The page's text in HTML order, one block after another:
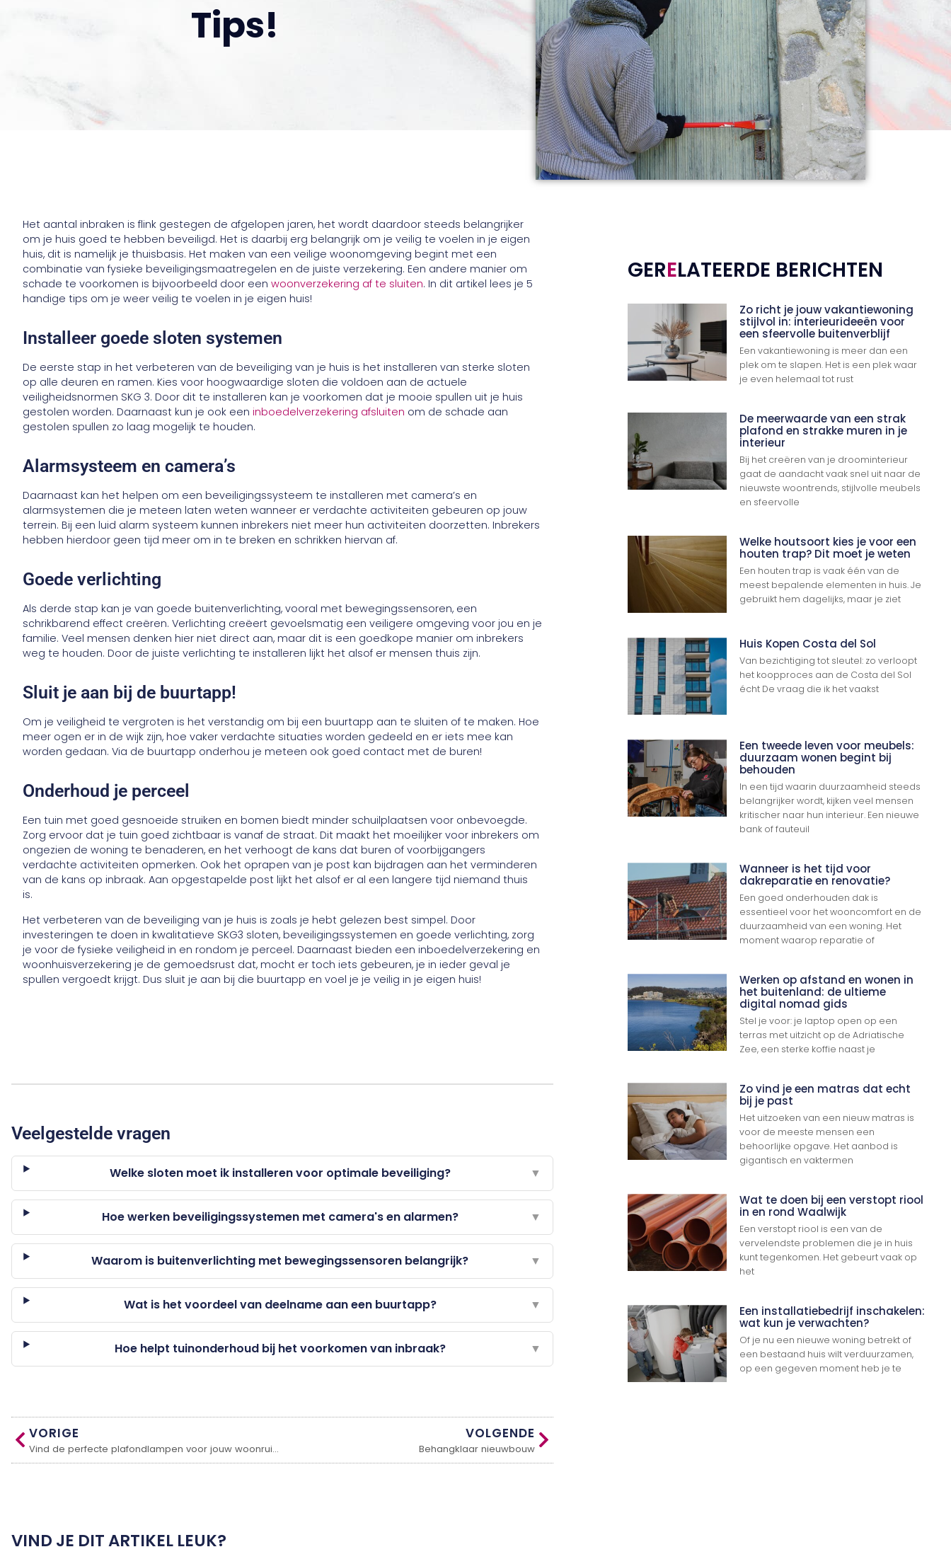
Tips!
Het aantal inbraken is flink gestegen de afgelopen jaren, het wordt daardoor steeds belangrijker
om je huis goed te hebben beveiligd. Het is daarbij erg belangrijk om je veilig te voelen in je eigen
huis, dit is namelijk je thuisbasis. Het maken van een veilige woonomgeving begint met een
combinatie van fysieke beveiligingsmaatregelen en de juiste verzekering. Een andere manier om
schade te voorkomen is bijvoorbeeld door eenwoonverzekering af te sluiten. In dit artikel lees je 5
handige tips om je weer veilig te voelen in je eigen huis!
Installeer goede sloten systemen
De eerste stap in het verbeteren van de beveiliging van je huis is het installeren van sterke sloten
op alle deuren en ramen. Kies voor hoogwaardige sloten die voldoen aan de actuele
veiligheidsnormen SKG 3. Door dit te installeren kan je voorkomen dat je mooie spullen uit je huis
gestolen worden. Daarnaast kun je ook eeninboedelverzekering afsluiten om de schade aan
gestolen spullen zo laag mogelijk te houden.
Alarmsysteem en camera’s
Daarnaast kan het helpen om een beveiligingssysteem te installeren met camera’s en
alarmsystemen die je meteen laten weten wanneer er verdachte activiteiten gebeuren op jouw
terrein. Bij een luid alarm systeem kunnen inbrekers niet meer hun activiteiten doorzetten. Inbrekers
hebben hierdoor geen tijd meer om in te breken en schrikken hiervan af.
Goede verlichting
Als derde stap kan je van goede buitenverlichting, vooral met bewegingssensoren, een
schrikbarend effect creëren. Verlichting creëert gevoelsmatig een veiligere omgeving voor jou en je
familie. Veel mensen denken hier niet direct aan, maar dit is een goedkope manier om inbrekers
weg te houden. Door de juiste verlichting te installeren lijkt het alsof er mensen thuis zijn.
Sluit je aan bij de buurtapp!
Om je veiligheid te vergroten is het verstandig om bij een buurtapp aan te sluiten of te maken. Hoe
meer ogen er in de wijk zijn, hoe vaker verdachte situaties worden gedeeld en er iets mee kan
worden gedaan. Via de buurtapp onderhou je meteen ook goed contact met de buren!
Onderhoud je perceel
Een tuin met goed gesnoeide struiken en bomen biedt minder schuilplaatsen voor onbevoegde.
Zorg ervoor dat je tuin goed zichtbaar is vanaf de straat. Dit maakt het moeilijker voor inbrekers om
ongezien de woning te benaderen, en het verhoogt de kans dat buren of voorbijgangers
verdachte activiteiten opmerken. Ook het oprapen van je post kan bijdragen aan het verminderen
van de kans op inbraak. Aan opgestapelde post lijkt het alsof er al een langere tijd niemand thuis
is.
Het verbeteren van de beveiliging van je huis is zoals je hebt gelezen best simpel. Door
investeringen te doen in kwalitatieve SKG3 sloten, beveiligingssystemen en goede verlichting, zorg
je voor de fysieke veiligheid in en rondom je perceel. Daarnaast bieden een inboedelverzekering en
woonhuisverzekering je de gemoedsrust dat, mocht er toch iets gebeuren, je in ieder geval je
spullen vergoedt krijgt. Dus sluit je aan bij die buurtapp en voel je je veilig in je eigen huis!
Veelgestelde vragen
Welke sloten moet ik installeren voor optimale beveiliging? ▼
Hoe werken beveiligingssystemen met camera's en alarmen? ▼
Waarom is buitenverlichting met bewegingssensoren belangrijk? ▼
Wat is het voordeel van deelname aan een buurtapp? ▼
Hoe helpt tuinonderhoud bij het voorkomen van inbraak? ▼
VORIGE
Vind de perfecte plafondlampen voor jouw woonruimte
VOLGENDE
Behangklaar nieuwbouw
VIND JE DIT ARTIKEL LEUK?
GERELATEERDE BERICHTEN
Zo richt je jouw vakantiewoning
stijlvol in: interieurideeën voor
een sfeervolle buitenverblijf
Een vakantiewoning is meer dan een
plek om te slapen. Het is een plek waar
je even helemaal tot rust
De meerwaarde van een strak
plafond en strakke muren in je
interieur
Bij het creëren van je droominterieur
gaat de aandacht vaak snel uit naar de
nieuwste woontrends, stijlvolle meubels
en sfeervolle
Welke houtsoort kies je voor een
houten trap? Dit moet je weten
Een houten trap is vaak één van de
meest bepalende elementen in huis. Je
gebruikt hem dagelijks, maar je ziet
Huis Kopen Costa del Sol
Van bezichtiging tot sleutel: zo verloopt
het koopproces aan de Costa del Sol
écht De vraag die ik het vaakst
Een tweede leven voor meubels:
duurzaam wonen begint bij
behouden
In een tijd waarin duurzaamheid steeds
belangrijker wordt, kijken veel mensen
kritischer naar hun interieur. Een nieuwe
bank of fauteuil
Wanneer is het tijd voor
dakreparatie en renovatie?
Een goed onderhouden dak is
essentieel voor het wooncomfort en de
duurzaamheid van een woning. Het
moment waarop reparatie of
Werken op afstand en wonen in
het buitenland: de ultieme
digital nomad gids
Stel je voor: je laptop open op een
terras met uitzicht op de Adriatische
Zee, een sterke koffie naast je
Zo vind je een matras dat echt
bij je past
Het uitzoeken van een nieuw matras is
voor de meeste mensen een
behoorlijke opgave. Het aanbod is
gigantisch en vaktermen
Wat te doen bij een verstopt riool
in en rond Waalwijk
Een verstopt riool is een van de
vervelendste problemen die je in huis
kunt tegenkomen. Het gebeurt vaak op
het
Een installatiebedrijf inschakelen:
wat kun je verwachten?
Of je nu een nieuwe woning betrekt of
een bestaand huis wilt verduurzamen,
op een gegeven moment heb je te